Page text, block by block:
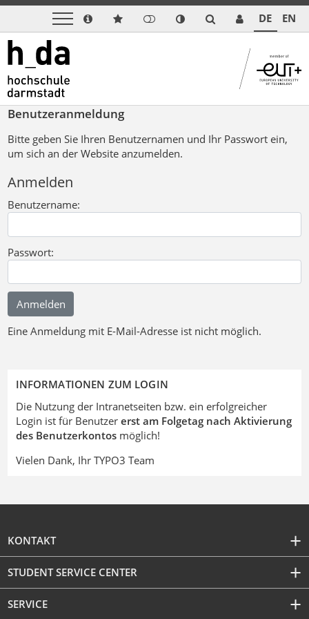
DE EN
Benutzeranmeldung
Bitte geben Sie Ihren Benutzernamen und Ihr Passwort ein,
um sich an der Website anzumelden.
Anmelden
Benutzername:
Passwort:
Eine Anmeldung mit E-Mail-Adresse ist nicht möglich.
INFORMATIONEN ZUM LOGIN
Die Nutzung der Intranetseiten bzw. ein erfolgreicher
Login ist für Benutzer erst am Folgetag nach Aktivierung
des Benutzerkontosmöglich!
Vielen Dank, Ihr TYPO3 Team
KONTAKT
STUDENT SERVICE CENTER
SERVICE